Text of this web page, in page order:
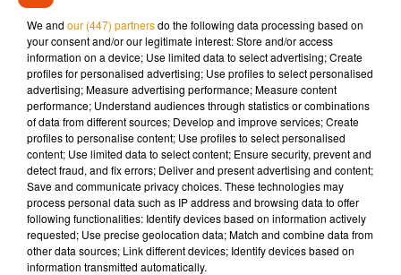
En revanche, bonne nouvelle, que vous ayez pris votre
produiten France ou à l’étranger, le chargeback est
possible, et ce quoi qu’il arrive.
Attention, la procédure n’est pas illimitée. Après que l’argent
a été débité de votre compte, vous avez un délaide huit
semaines maximum.
Musique
We and our (447) partnersdo the following data processing based on
your consent and/or our legitimate interest: Store and/or access
information on a device; Use limited data to select advertising; Create
profiles for personalised advertising; Use profiles to select personalised
advertising; Measure advertising performance; Measure content
performance; Understand audiences through statistics or combinations
of data from different sources; Develop and improve services; Create
profiles to personalise content; Use profiles to select personalised
content; Use limited data to select content; Ensure security, prevent and
detect fraud, and fix errors; Deliver and present advertising and content;
Save and communicate privacy choices. These technologies may
process personal data such as IP address and browsing data to offer
following functionalities: Identify devices based on information actively
requested; Use precise geolocation data; Match and combine data from
other data sources; Link different devices; Identify devices based on
information transmitted automatically.